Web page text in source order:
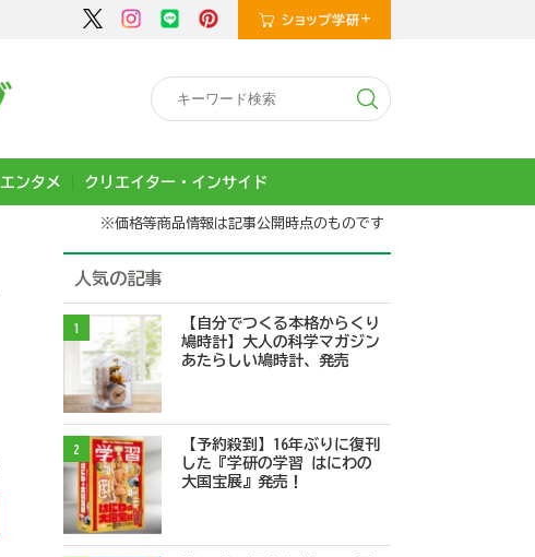
エンタメ クリエイター・インサイド
※価格等商品情報は記事公開時点のものです
人気の記事
1
【自分でつくる本格からくり
鳩時計】大人の科学マガジン
あたらしい鳩時計、発売
2
【予約殺到】16年ぶりに復刊
した『学研の学習 はにわの
大国宝展』発売！